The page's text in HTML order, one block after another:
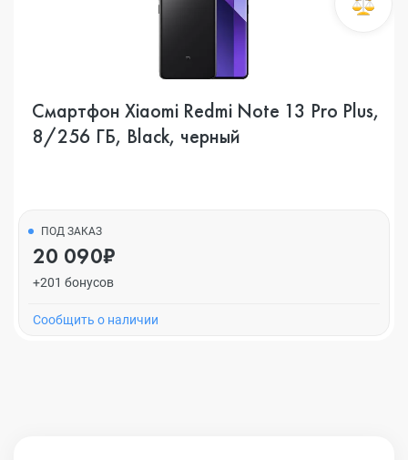
Смартфон Xiaomi Redmi Note 13 Pro Plus,
8/256 ГБ, Black, черный
ПОД ЗАКАЗ
20 090₽
+201 бонусов
Cообщить о наличии